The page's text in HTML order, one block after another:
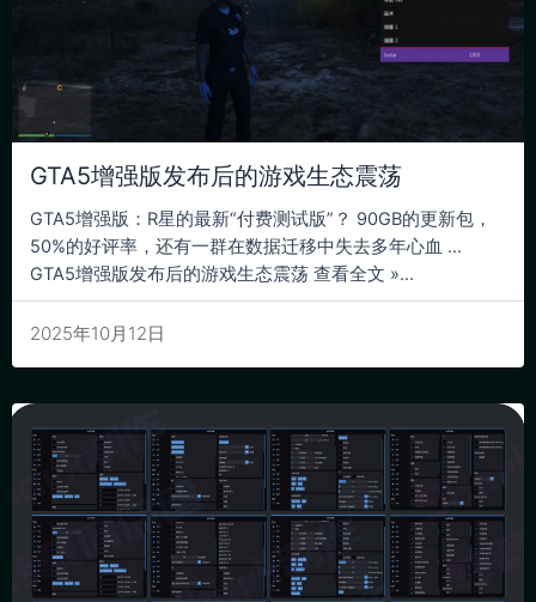
GTA5增强版发布后的游戏生态震荡
2025年10月12日
GTA5增强版：R星的最新“付费测试版”？ 90GB的更新包，
50%的好评率，还有一群在数据迁移中失去多年心血 …
GTA5增强版发布后的游戏生态震荡 查看全文 »...